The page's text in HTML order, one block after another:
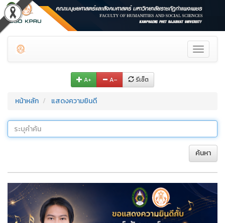
Toggle
A+ A– รีเซ็ต
หน้าหลัก แสดงความยินดี
ค้นหา